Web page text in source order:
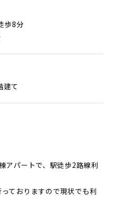
歩8分
建て
アパートで、駅徒歩2路線利
ておりますので現状でも利